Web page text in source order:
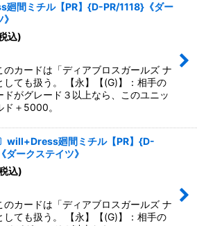
間ミチル【PR】{D-PR/1118}《ダー
込)
のカードは「ディアブロスガールズ ナ
しても扱う。 【永】【(G)】：相手の
ドがグレード３以上なら、このユニッ
ド＋5000。
will+Dress廻間ミチル【PR】{D-
ダークステイツ》
込)
のカードは「ディアブロスガールズ ナ
しても扱う。 【永】【(G)】：相手の